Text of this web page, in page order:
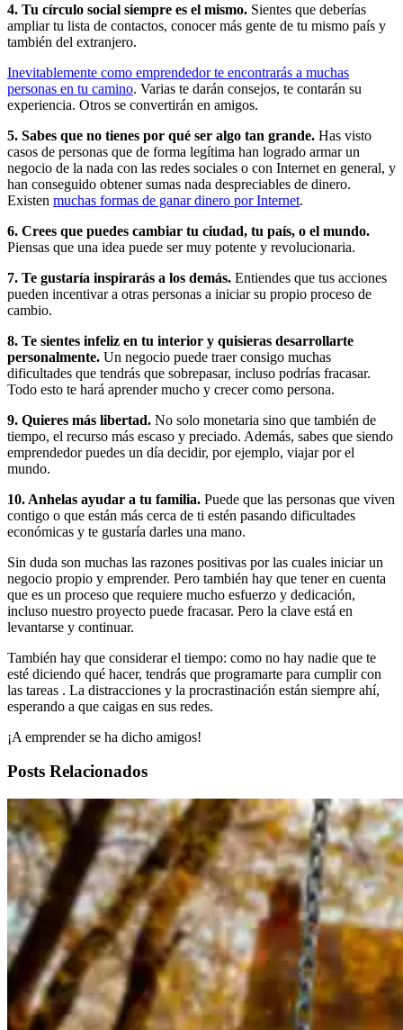
4. Tu círculo social siempre es el mismo. Sientes que deberías
ampliar tu lista de contactos, conocer más gente de tu mismo país y
también del extranjero.
Inevitablemente como emprendedor te encontrarás a muchas
personas en tu camino. Varias te darán consejos, te contarán su
experiencia. Otros se convertirán en amigos.
5. Sabes que no tienes por qué ser algo tan grande. Has visto
casos de personas que de forma legítima han logrado armar un
negocio de la nada con las redes sociales o con Internet en general, y
han conseguido obtener sumas nada despreciables de dinero.
Existen muchas formas de ganar dinero por Internet.
6. Crees que puedes cambiar tu ciudad, tu país, o el mundo.
Piensas que una idea puede ser muy potente y revolucionaria.
7. Te gustaría inspirarás a los demás. Entiendes que tus acciones
pueden incentivar a otras personas a iniciar su propio proceso de
cambio.
8. Te sientes infeliz en tu interior y quisieras desarrollarte
personalmente. Un negocio puede traer consigo muchas
dificultades que tendrás que sobrepasar, incluso podrías fracasar.
Todo esto te hará aprender mucho y crecer como persona.
9. Quieres más libertad. No solo monetaria sino que también de
tiempo, el recurso más escaso y preciado. Además, sabes que siendo
emprendedor puedes un día decidir, por ejemplo, viajar por el
mundo.
10. Anhelas ayudar a tu familia. Puede que las personas que viven
contigo o que están más cerca de ti estén pasando dificultades
económicas y te gustaría darles una mano.
Sin duda son muchas las razones positivas por las cuales iniciar un
negocio propio y emprender. Pero también hay que tener en cuenta
que es un proceso que requiere mucho esfuerzo y dedicación,
incluso nuestro proyecto puede fracasar. Pero la clave está en
levantarse y continuar.
También hay que considerar el tiempo: como no hay nadie que te
esté diciendo qué hacer, tendrás que programarte para cumplir con
las tareas . La distracciones y la procrastinación están siempre ahí,
esperando a que caigas en sus redes.
¡A emprender se ha dicho amigos!
Posts Relacionados